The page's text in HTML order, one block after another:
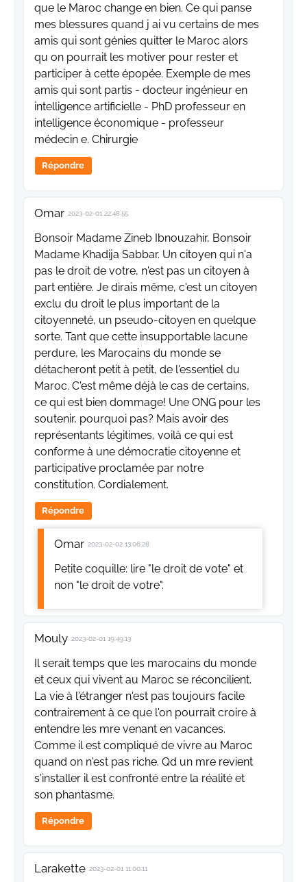
que le Maroc change en bien. Ce qui panse
mes blessures quand j ai vu certains de mes
amis qui sont génies quitter le Maroc alors
qu on pourrait les motiver pour rester et
participer à cette épopée. Exemple de mes
amis qui sont partis - docteur ingénieur en
intelligence artificielle - PhD professeur en
intelligence économique - professeur
médecin e. Chirurgie
Répondre
Omar 2023-02-01 22:48:55
Bonsoir Madame Zineb Ibnouzahir, Bonsoir
Madame Khadija Sabbar. Un citoyen qui n'a
pas le droit de votre, n'est pas un citoyen à
part entière. Je dirais même, c'est un citoyen
exclu du droit le plus important de la
citoyenneté, un pseudo-citoyen en quelque
sorte. Tant que cette insupportable lacune
perdure, les Marocains du monde se
détacheront petit à petit, de l'essentiel du
Maroc. C'est même déjà le cas de certains,
ce qui est bien dommage! Une ONG pour les
soutenir, pourquoi pas? Mais avoir des
représentants légitimes, voilà ce qui est
conforme à une démocratie citoyenne et
participative proclamée par notre
constitution. Cordialement.
Répondre
Omar 2023-02-02 13:06:28
Petite coquille: lire "le droit de vote" et
non "le droit de votre".
Mouly 2023-02-01 19:49:13
Il serait temps que les marocains du monde
et ceux qui vivent au Maroc se réconcilient.
La vie à l'étranger n'est pas toujours facile
contrairement à ce que l'on pourrait croire à
entendre les mre venant en vacances.
Comme il est compliqué de vivre au Maroc
quand on n'est pas riche. Qd un mre revient
s'installer il est confronté entre la réalité et
son phantasme.
Répondre
Larakette 2023-02-01 11:00:11